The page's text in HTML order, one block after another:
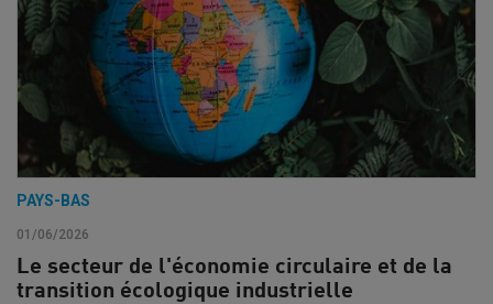
PAYS-BAS
01/06/2026
Le secteur de l'économie circulaire et de la
transition écologique industrielle